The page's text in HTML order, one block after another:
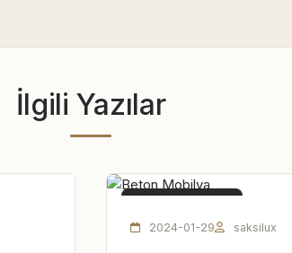
İlgili Yazılar
2024-01-29 saksilux